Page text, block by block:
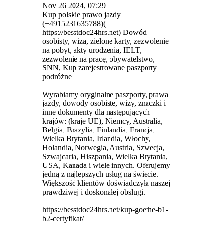
Nov 26 2024, 07:29
Kup polskie prawo jazdy
(+4915231635788)(
https://besstdoc24hrs.net) Dowód
osobisty, wiza, zielone karty, zezwolenie
na pobyt, akty urodzenia, IELT,
zezwolenie na pracę, obywatelstwo,
SNN, Kup zarejestrowane paszporty
podróżne
Wyrabiamy oryginalne paszporty, prawa
jazdy, dowody osobiste, wizy, znaczki i
inne dokumenty dla następujących
krajów: (kraje UE), Niemcy, Australia,
Belgia, Brazylia, Finlandia, Francja,
Wielka Brytania, Irlandia, Włochy,
Holandia, Norwegia, Austria, Szwecja,
Szwajcaria, Hiszpania, Wielka Brytania,
USA, Kanada i wiele innych. Oferujemy
jedną z najlepszych usług na świecie.
Większość klientów doświadczyła naszej
prawdziwej i doskonałej obsługi.
https://besstdoc24hrs.net/kup-goethe-b1-
b2-certyfikat/